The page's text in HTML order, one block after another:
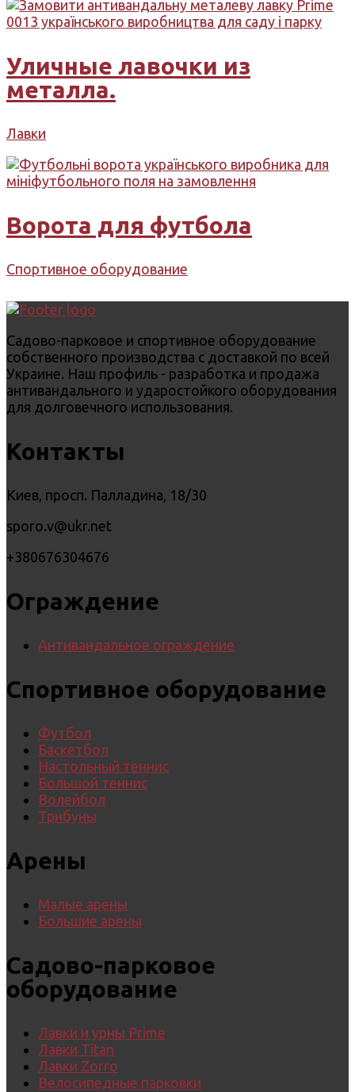
Уличные лавочки из
металла.
Лавки
Ворота для футбола
Спортивное оборудование
Садово-парковое и спортивное оборудование
собственного производства с доставкой по всей
Украине. Наш профиль - разработка и продажа
антивандального и ударостойкого оборудования
для долговечного использования.
Контакты
Киев, просп. Палладина, 18/30
sporo.v@ukr.net
+380676304676
Ограждение
Антивандальное ограждение
Спортивное оборудование
Футбол
Баскетбол
Настольный теннис
Большой теннис
Волейбол
Трибуны
Арены
Малые арены
Большие арены
Садово-парковое
оборудование
Лавки и урны Prime
Лавки Titan
Лавки Zorro
Велосипедные парковки